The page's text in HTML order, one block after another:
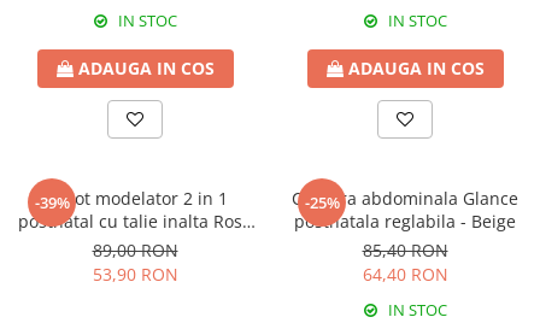
IN STOC
ADAUGA IN COS
IN STOC
ADAUGA IN COS
-39%
Chilot modelator 2 in 1
postnatal cu talie inalta Rose
Girl
89,00 RON
53,90 RON
-25%
Centura abdominala Glance
postnatala reglabila - Beige
85,40 RON
64,40 RON
IN STOC